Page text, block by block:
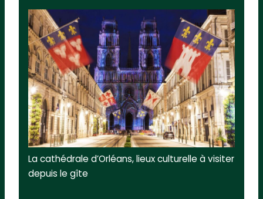
La cathédrale d’Orléans, lieux culturelle à visiter
depuis le gîte